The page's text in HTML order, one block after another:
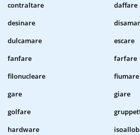
contraltare
daffare
desinare
dulcamare
escare
fanfare
farfare
filonucleare
fiumare
gare
giare
golfare
hardware